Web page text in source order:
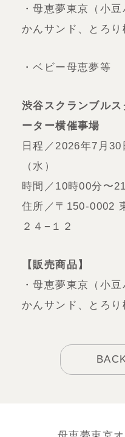
・母恵夢東京（小
かんサンド、とろり
・ベビー母恵夢等
渋谷スクランブル
ーター横催事場
日程／2026年7月
（水）
時間／10時00分〜
住所／〒150-0002
２４−１２
【販売商品】
・母恵夢東京（小
かんサンド、とろり